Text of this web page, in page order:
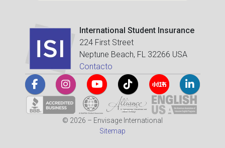
International Student Insurance
224 First Street
Neptune Beach, FL 32266 USA
Contacto
© 2026 – Envisage International
Sitemap